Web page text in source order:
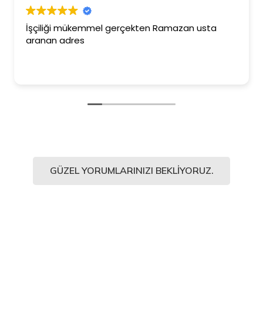
İşçiliği mükemmel gerçekten Ramazan usta
aranan adres
GÜZEL YORUMLARINIZI BEKLIYORUZ.